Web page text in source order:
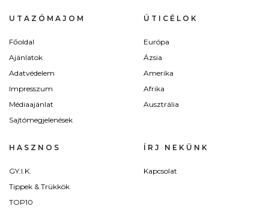
UTAZÓMAJOM
Főoldal
Ajánlatok
Adatvédelem
Impresszum
Médiaajánlat
Sajtómegjelenések
ÚTICÉLOK
Európa
Ázsia
Amerika
Afrika
Ausztrália
HASZNOS
GY.I.K.
Tippek & Trükkök
TOP10
ÍRJ NEKÜNK
Kapcsolat